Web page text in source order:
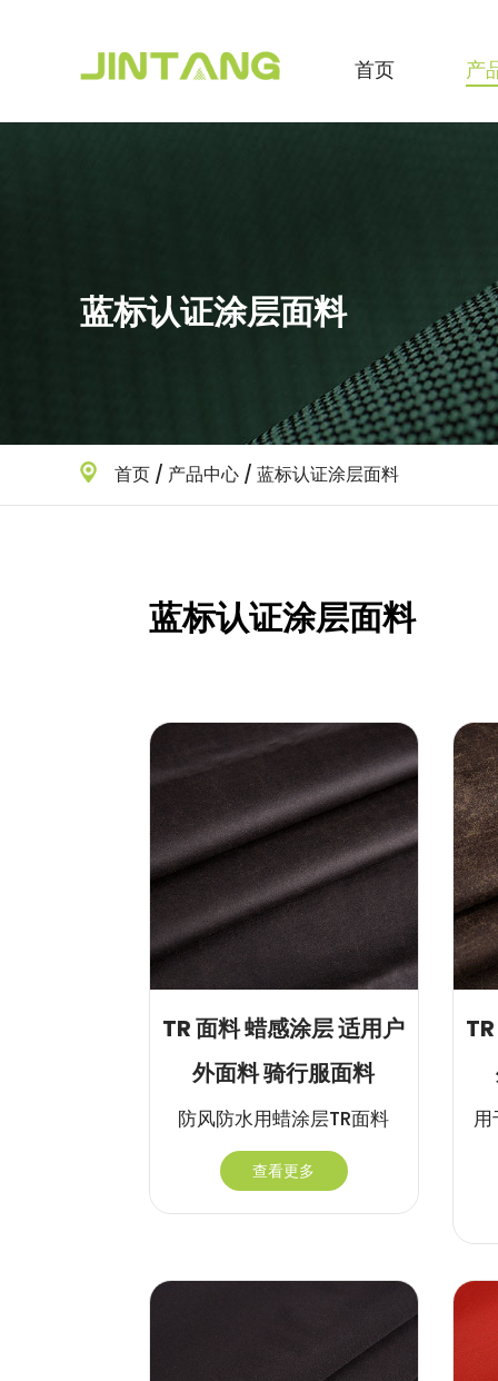
首页 产
蓝标认证涂层面料
首页 / 产品中心 / 蓝标认证涂层面料
蓝标认证涂层面料
TR 面料 蜡感涂层 适用户
外面料 骑行服面料
防风防水用蜡涂层TR面料
查看更多